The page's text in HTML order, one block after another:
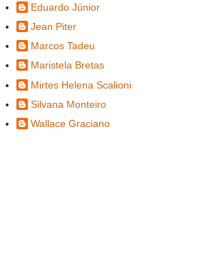
Eduardo Júnior
Jean Piter
Marcos Tadeu
Maristela Bretas
Mirtes Helena Scalioni
Silvana Monteiro
Wallace Graciano